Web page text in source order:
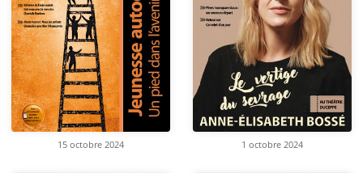
15 octobre 2024 1 octobre 2024